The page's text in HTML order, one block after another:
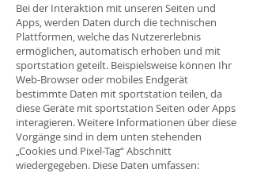
Bei der Interaktion mit unseren Seiten und
Apps, werden Daten durch die technischen
Plattformen, welche das Nutzererlebnis
ermöglichen, automatisch erhoben und mit
sportstation geteilt. Beispielsweise können Ihr
Web-Browser oder mobiles Endgerät
bestimmte Daten mit sportstation teilen, da
diese Geräte mit sportstation Seiten oder Apps
interagieren. Weitere Informationen über diese
Vorgänge sind in dem unten stehenden
„Cookies und Pixel-Tag“ Abschnitt
wiedergegeben. Diese Daten umfassen: